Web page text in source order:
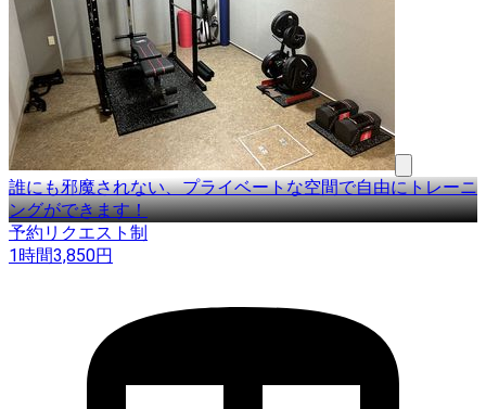
誰にも邪魔されない、プライベートな空間で自由にトレーニ
ングができます！
予約リクエスト制
1時間3,850円